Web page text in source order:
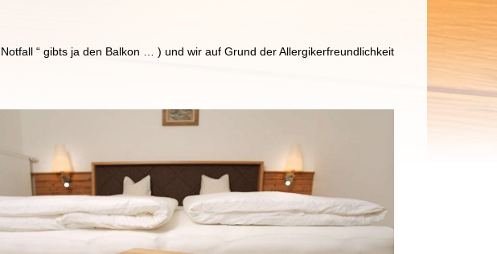
“ gibts ja den Balkon … ) und wir auf Grund der Allergikerfreundlichkeit